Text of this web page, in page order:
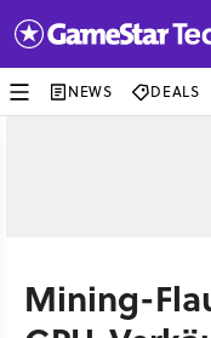
NEWS DEALS
Mining-